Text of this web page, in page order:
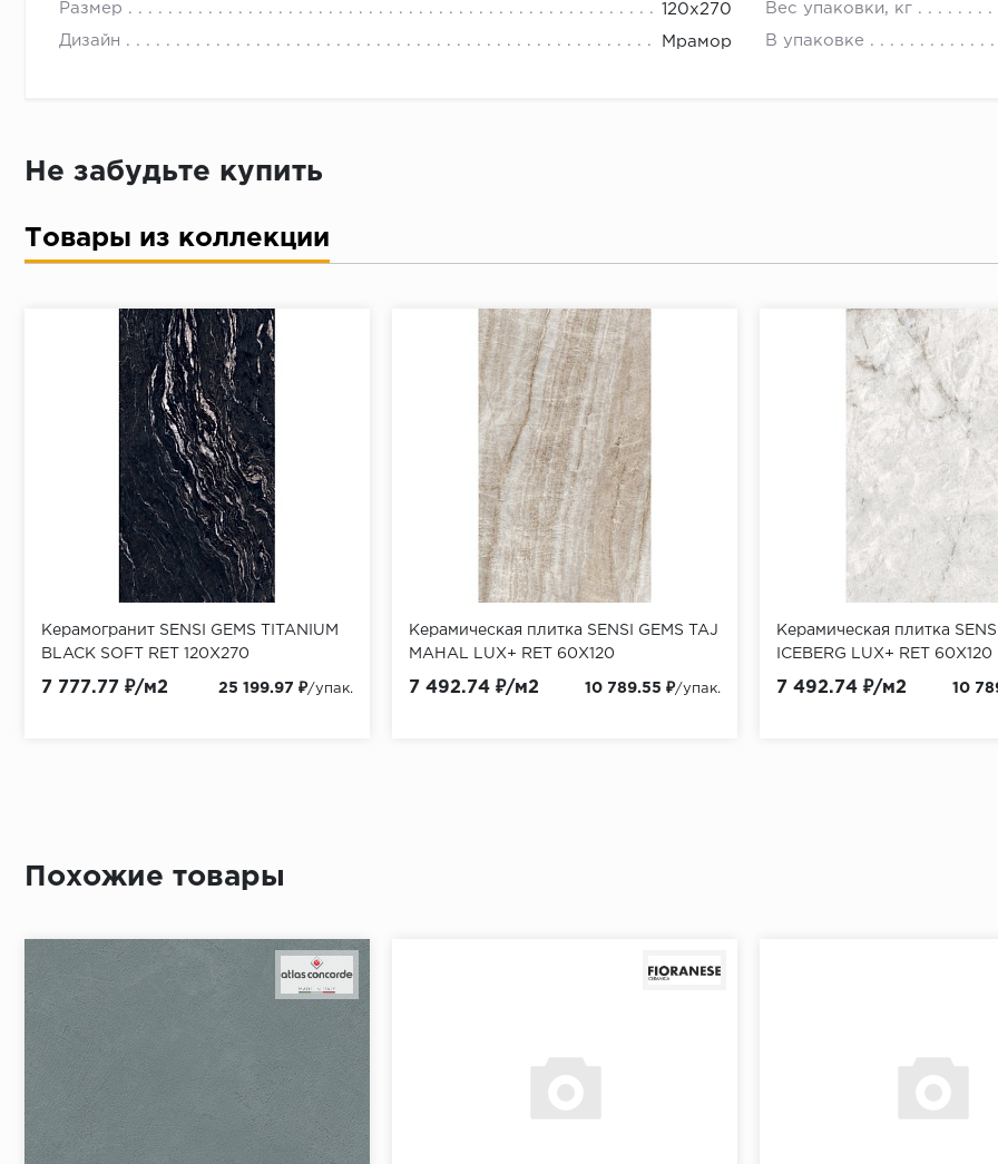
Размер 120x270 Вес упаковки, кг
Дизайн Мрамор В упаковке
Достаточно только паспорта
Не забудьте купить
Товары из коллекции
Керамогранит SENSI GEMS TITANIUM
BLACK SOFT RET 120X270
7 777.77 ₽/м2 25 199.97 ₽/упак.
Керамическая плитка SENSI GEMS TAJ
MAHAL LUX+ RET 60X120
7 492.74 ₽/м2 10 789.55 ₽/упак.
Керамическая плитка
ICEBERG LUX+ RET 60X120
7 492.74 ₽/м2 10
Похожие товары